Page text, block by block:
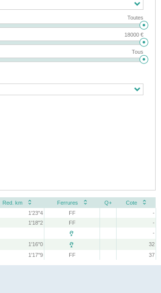
Toutes
18000 €
Tous
Red. km Ferrures Q+
Cote
1'23''4 FF
-
1'18''2 FF
-

-
1'16''0 
32
1'17''9 FF 37